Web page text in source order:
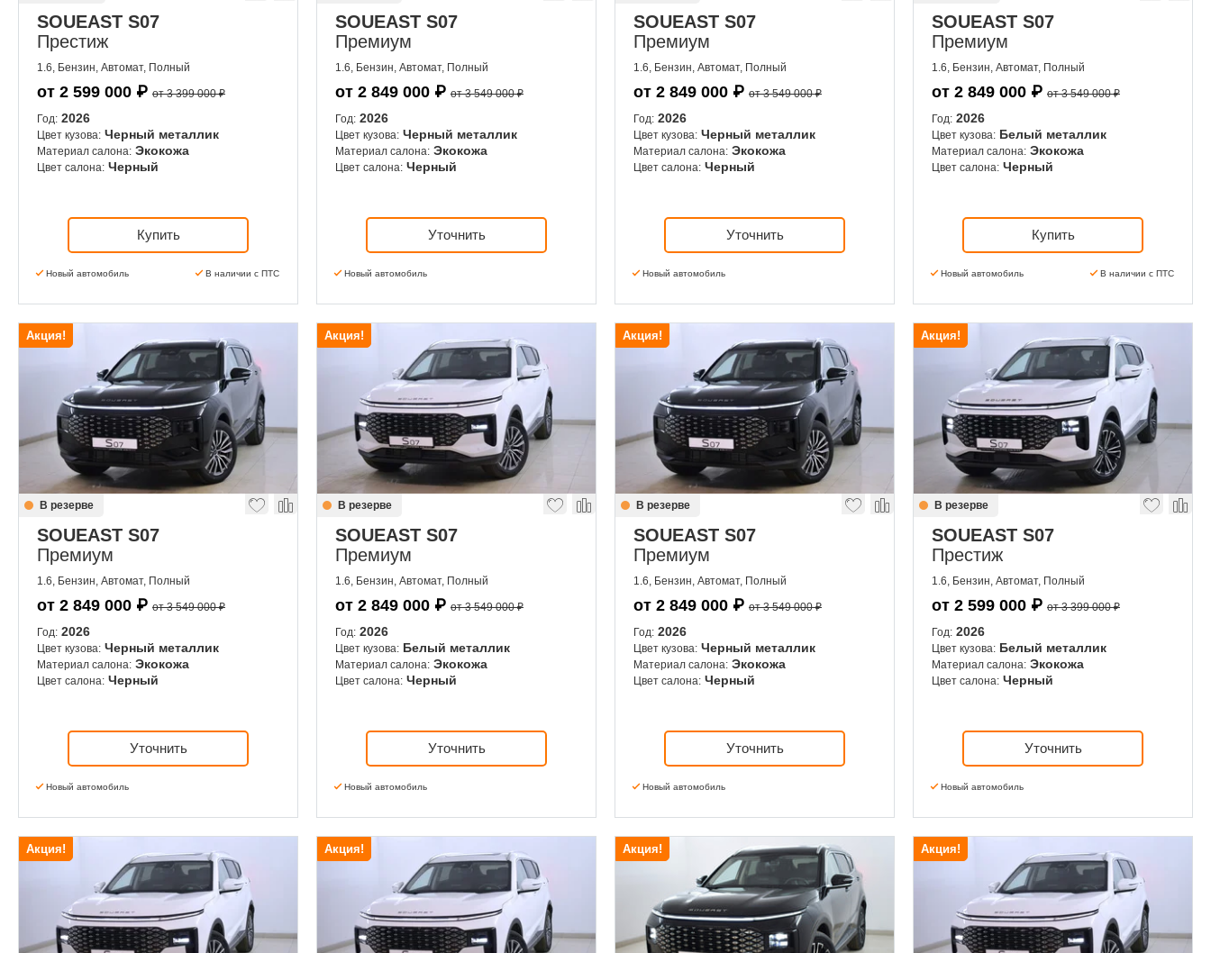
SOUEAST S07
Престиж
1.6, Бензин, Автомат, Полный
от 2 599 000 ₽ от 3 399 000 ₽
Год: 2026
Цвет кузова: Черный металлик
Материал салона: Экокожа
Цвет салона: Черный
Купить
Новый автомобиль В наличии с ПТС
SOUEAST S07
Премиум
1.6, Бензин, Автомат, Полный
от 2 849 000 ₽ от 3 549 000 ₽
Год: 2026
Цвет кузова: Черный металлик
Материал салона: Экокожа
Цвет салона: Черный
Уточнить
Новый автомобиль
SOUEAST S07
Премиум
1.6, Бензин, Автомат, Полный
от 2 849 000 ₽ от 3 549 000 ₽
Год: 2026
Цвет кузова: Черный металлик
Материал салона: Экокожа
Цвет салона: Черный
Уточнить
Новый автомобиль
SOUEAST S07
Премиум
1.6, Бензин, Автомат, Полный
от 2 849 000 ₽ от 3 549 000 ₽
Год: 2026
Цвет кузова: Белый металлик
Материал салона: Экокожа
Цвет салона: Черный
Купить
Новый автомобиль В наличии с ПТС
Акция!
В резерве
SOUEAST S07
Премиум
1.6, Бензин, Автомат, Полный
от 2 849 000 ₽ от 3 549 000 ₽
Год: 2026
Цвет кузова: Черный металлик
Материал салона: Экокожа
Цвет салона: Черный
Уточнить
Новый автомобиль
Акция!
В резерве
SOUEAST S07
Премиум
1.6, Бензин, Автомат, Полный
от 2 849 000 ₽ от 3 549 000 ₽
Год: 2026
Цвет кузова: Белый металлик
Материал салона: Экокожа
Цвет салона: Черный
Уточнить
Новый автомобиль
Акция!
В резерве
SOUEAST S07
Премиум
1.6, Бензин, Автомат, Полный
от 2 849 000 ₽ от 3 549 000 ₽
Год: 2026
Цвет кузова: Черный металлик
Материал салона: Экокожа
Цвет салона: Черный
Уточнить
Новый автомобиль
Акция!
В резерве
SOUEAST S07
Престиж
1.6, Бензин, Автомат, Полный
от 2 599 000 ₽ от 3 399 000 ₽
Год: 2026
Цвет кузова: Белый металлик
Материал салона: Экокожа
Цвет салона: Черный
Уточнить
Новый автомобиль
Акция! Акция! Акция! Акция!